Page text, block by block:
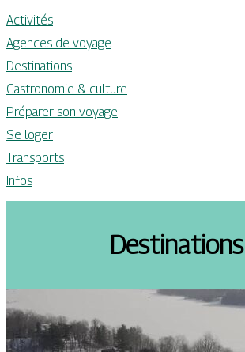
Activités
Agences de voyage
Destinations
Gastronomie & culture
Préparer son voyage
Se loger
Transports
Infos
Destinations